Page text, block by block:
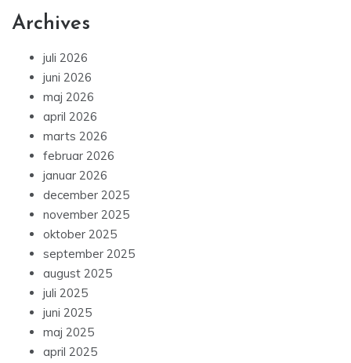
Archives
juli 2026
juni 2026
maj 2026
april 2026
marts 2026
februar 2026
januar 2026
december 2025
november 2025
oktober 2025
september 2025
august 2025
juli 2025
juni 2025
maj 2025
april 2025